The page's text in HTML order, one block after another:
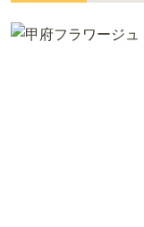
甲斐市万才の墓苑で